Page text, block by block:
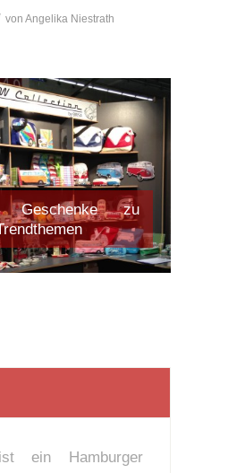
von Angelika Niestrath
Geschenke zu
ein Hamburger